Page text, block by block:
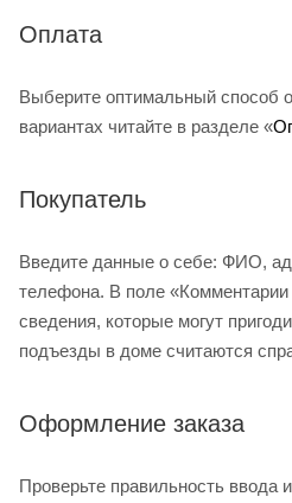
Оплата
Выберите оптимальный способ
вариантах читайте в разделе «
Покупатель
Введите данные о себе: ФИО,
телефона. В поле «Комментарии
сведения, которые могут
подъезды в доме считаются
Оформление заказа
Проверьте правильность ввода